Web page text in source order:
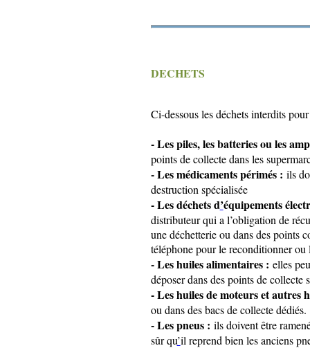
DECHETS
Ci-dessous les déchets interdits
- Les piles, les batteries ou les
points de collecte dans les
- Les médicaments périmés : ils
destruction spécialisée
- Les déchets d’équipements
distributeur qui a l’obligation de
une déchetterie ou dans des points
téléphone pour le reconditionner ou
- Les huiles alimentaires : elles
déposer dans des points de collecte
- Les huiles de moteurs et autres
ou dans des bacs de collecte dédiés.
- Les pneus : ils doivent être
sûr qu’il reprend bien les anciens